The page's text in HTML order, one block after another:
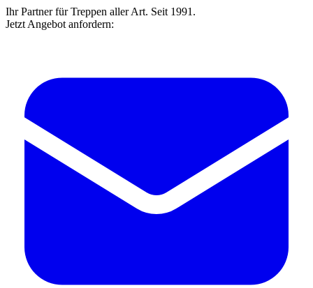
Ihr Partner für Treppen aller Art. Seit 1991.
Jetzt Angebot anfordern: